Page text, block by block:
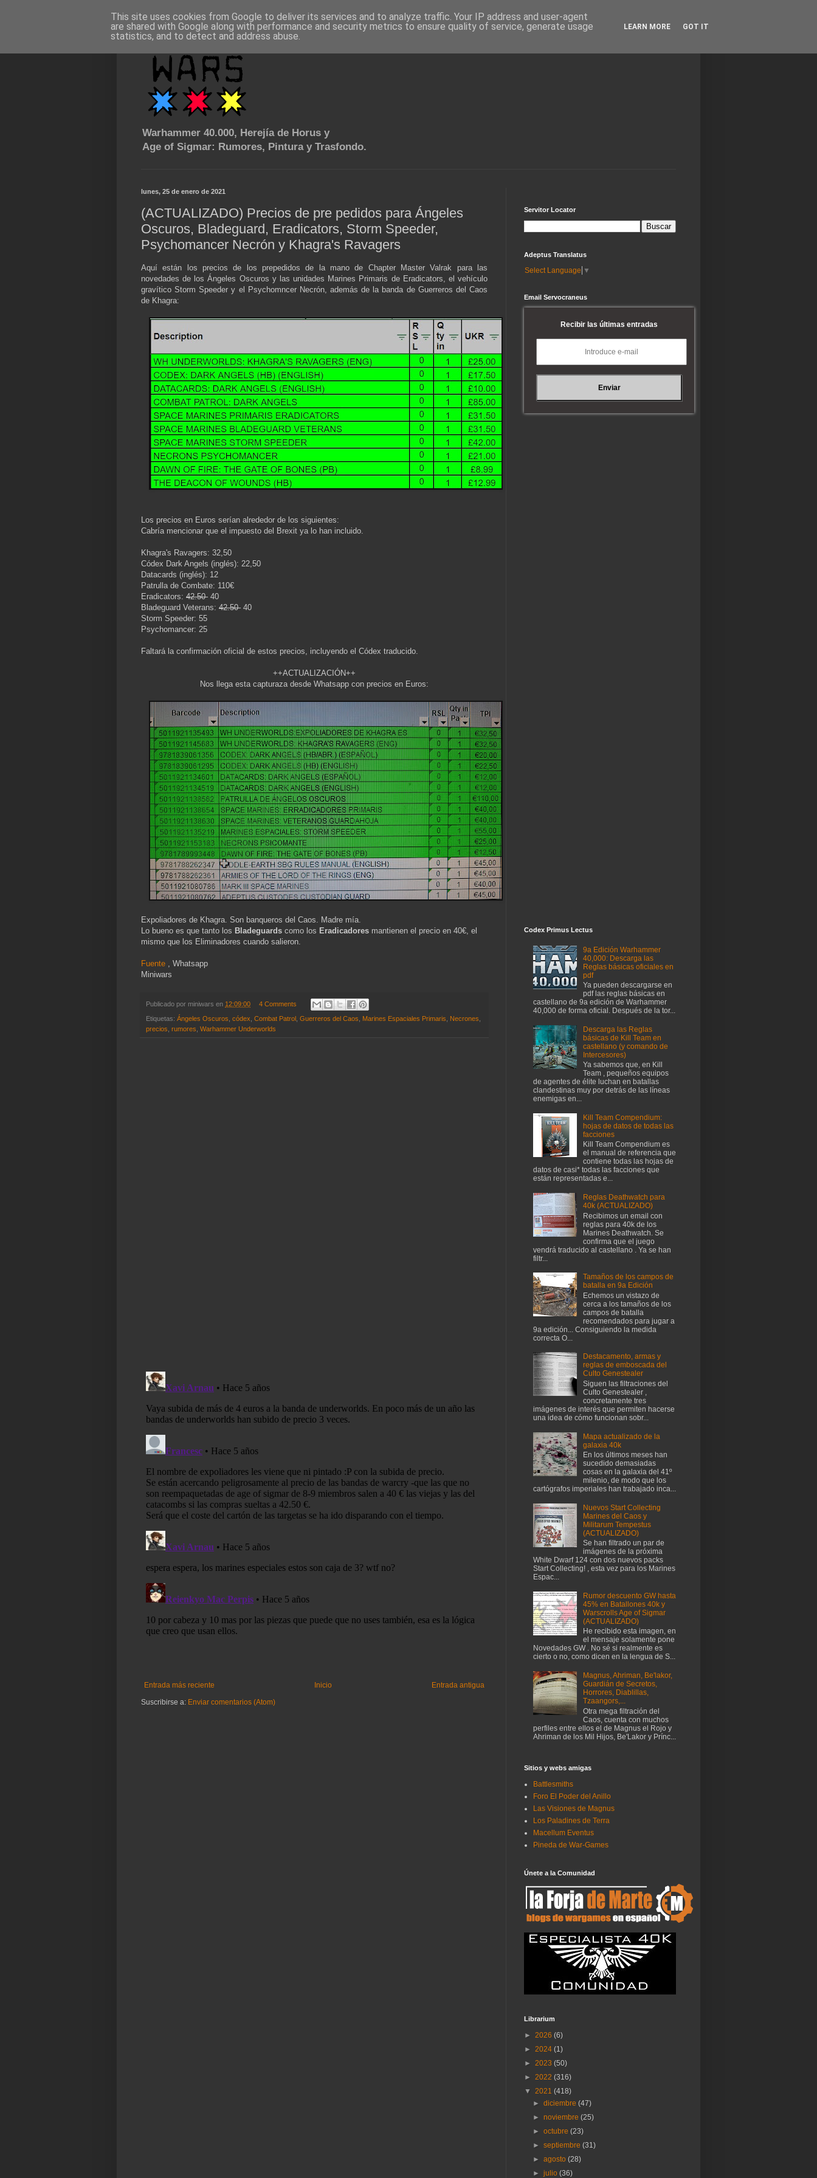
Warhammer 40.000, Herejía de Horus y
Age of Sigmar: Rumores, Pintura y Trasfondo.
lunes, 25 de enero de 2021
(ACTUALIZADO) Precios de pre pedidos para Ángeles
Oscuros, Bladeguard, Eradicators, Storm Speeder,
Psychomancer Necrón y Khagra's Ravagers
Aquí están los precios de los prepedidos de la mano de Chapter Master Valrak para las
novedades de los Ángeles Oscuros y las unidades Marines Primaris de Eradicators, el vehículo
gravítico Storm Speeder y el Psychomncer Necrón, además de la banda de Guerreros del Caos
de Khagra:
Los precios en Euros serían alrededor de los siguientes:
Cabría mencionar que el impuesto del Brexit ya lo han incluido.
Khagra's Ravagers: 32,50
Códex Dark Angels (inglés): 22,50
Datacards (inglés): 12
Patrulla de Combate: 110€
Eradicators: 42.50 40
Bladeguard Veterans: 42.50 40
Storm Speeder: 55
Psychomancer: 25
Faltará la confirmación oficial de estos precios, incluyendo el Códex traducido.
++ACTUALIZACIÓN++
Nos llega esta capturaza desde Whatsapp con precios en Euros:
Expoliadores de Khagra. Son banqueros del Caos. Madre mía.
Lo bueno es que tanto los Bladeguards como los Eradicadores mantienen el precio en 40€, el
mismo que los Eliminadores cuando salieron.
Fuente , Whatsapp
Miniwars
Publicado por miniwars en 12:09:00 4 Comments
Etiquetas: Ángeles Oscuros, códex, Combat Patrol , Guerreros del Caos, Marines Espaciales Primaris, Necrones,
precios, rumores, Warhammer Underworlds
Entrada más reciente Entrada antigua
Inicio
Suscribirse a: Enviar comentarios (Atom)
Servitor Locator
Adeptus Translatus
Select Language ▼
Email Servocraneus
Recibir las últimas entradas
Codex Primus Lectus
9a Edición Warhammer
40,000: Descarga las
Reglas básicas oficiales en
pdf
Ya pueden descargarse en
pdf las reglas básicas en
castellano de 9a edición de Warhammer
40,000 de forma oficial. Después de la tor...
Descarga las Reglas
básicas de Kill Team en
castellano (y comando de
Intercesores)
Ya sabemos que, en Kill
Team , pequeños equipos
de agentes de élite luchan en batallas
clandestinas muy por detrás de las líneas
enemigas en...
Kill Team Compendium:
hojas de datos de todas las
facciones
Kill Team Compendium es
el manual de referencia que
contiene todas las hojas de
datos de casi* todas las facciones que
están representadas e...
Reglas Deathwatch para
40k (ACTUALIZADO)
Recibimos un email con
reglas para 40k de los
Marines Deathwatch. Se
confirma que el juego
vendrá traducido al castellano . Ya se han
filtr...
Tamaños de los campos de
batalla en 9a Edición
Echemos un vistazo de
cerca a los tamaños de los
campos de batalla
recomendados para jugar a
9a edición... Consiguiendo la medida
correcta O...
Destacamento, armas y
reglas de emboscada del
Culto Genestealer
Siguen las filtraciones del
Culto Genestealer ,
concretamente tres
imágenes de interés que permiten hacerse
una idea de cómo funcionan sobr...
Mapa actualizado de la
galaxia 40k
En los últimos meses han
sucedido demasiadas
cosas en la galaxia del 41º
milenio, de modo que los
cartógrafos imperiales han trabajado inca...
Nuevos Start Collecting
Marines del Caos y
Militarum Tempestus
(ACTUALIZADO)
Se han filtrado un par de
imágenes de la próxima
White Dwarf 124 con dos nuevos packs
Start Collecting! , esta vez para los Marines
Espac...
Rumor descuento GW hasta
45% en Batallones 40k y
Warscrolls Age of Sigmar
(ACTUALIZADO)
He recibido esta imagen, en
el mensaje solamente pone
Novedades GW . No sé si realmente es
cierto o no, como dicen en la lengua de S...
Magnus, Ahriman, Be'lakor,
Guardián de Secretos,
Horrores, Diablillas,
Tzaangors,...
Otra mega filtración del
Caos, cuenta con muchos
perfiles entre ellos el de Magnus el Rojo y
Ahriman de los Mil Hijos, Be'Lakor y Prínc...
Sitios y webs amigas
Battlesmiths
Foro El Poder del Anillo
Las Visiones de Magnus
Los Paladines de Terra
Macellum Eventus
Pineda de War-Games
Únete a la Comunidad
Librarium
► 2026 (6)
► 2024 (1)
► 2023 (50)
► 2022 (316)
▼ 2021 (418)
►diciembre(47)
►noviembre(25)
►octubre(23)
►septiembre(31)
►agosto(28)
►julio(36)
This site uses cookies from Google to deliver its services and to analyze traffic. Your IP address and user-agent
are shared with Google along with performance and security metrics to ensure quality of service, generate usage
statistics, and to detect and address abuse.
LEARN MORE GOT IT